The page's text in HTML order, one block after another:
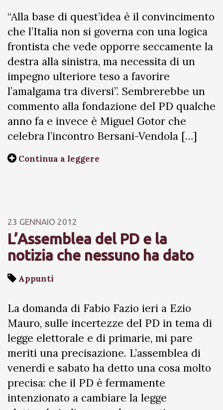
“Alla base di quest’idea è il convincimento
che l’Italia non si governa con una logica
frontista che vede opporre seccamente la
destra alla sinistra, ma necessita di un
impegno ulteriore teso a favorire
l’amalgama tra diversi”. Sembrerebbe un
commento alla fondazione del PD qualche
anno fa e invece è Miguel Gotor che
celebra l’incontro Bersani-Vendola […]
Continua a leggere
23 GENNAIO 2012
L’Assemblea del PD e la
notizia che nessuno ha dato
Appunti
La domanda di Fabio Fazio ieri a Ezio
Mauro, sulle incertezze del PD in tema di
legge elettorale e di primarie, mi pare
meriti una precisazione. L’assemblea di
venerdì e sabato ha detto una cosa molto
precisa: che il PD è fermamente
intenzionato a cambiare la legge